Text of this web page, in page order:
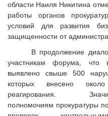
области Наиля Никитина
работы органов
условий для развития
защищенности от
В продолжение
участникам форума, что
выявлено свыше 500
которых внесено
реагирования.
полномочиям прокуратуры